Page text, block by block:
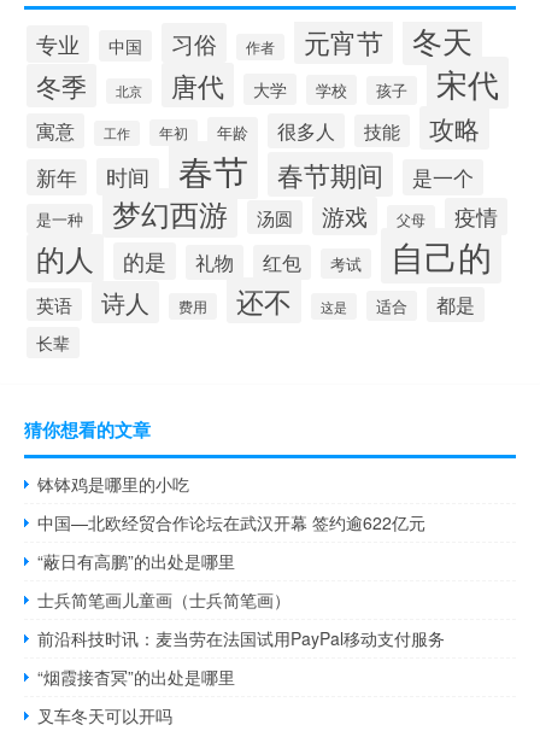
专业 中国 习俗 作者 元宵节 冬天
冬季 北京 唐代 大学 学校 孩子 宋代
寓意 工作 年初 年龄 很多人 技能 攻略
新年 时间 春节 春节期间 是一个
是一种 梦幻西游 汤圆 游戏 父母 疫情
的人 的是 礼物 红包 考试 自己的
英语 诗人 费用 还不 这是 适合 都是
长辈
猜你想看的文章
钵钵鸡是哪里的小吃
中国—北欧经贸合作论坛在武汉开幕 签约逾622亿元
“蔽日有高鹏”的出处是哪里
士兵简笔画儿童画（士兵简笔画）
前沿科技时讯：麦当劳在法国试用PayPal移动支付服务
“烟霞接杳冥”的出处是哪里
叉车冬天可以开吗